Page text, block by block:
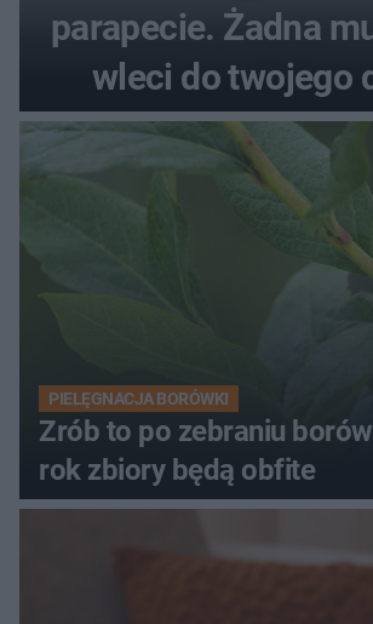
parapecie. Żadna
wleci do twojego
PIELĘGNACJA BORÓWKI
Zrób to po zebraniu
rok zbiory będą obfite